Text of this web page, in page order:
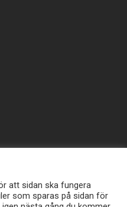
konstverk
att sidan ska fungera
som sparas på sidan för